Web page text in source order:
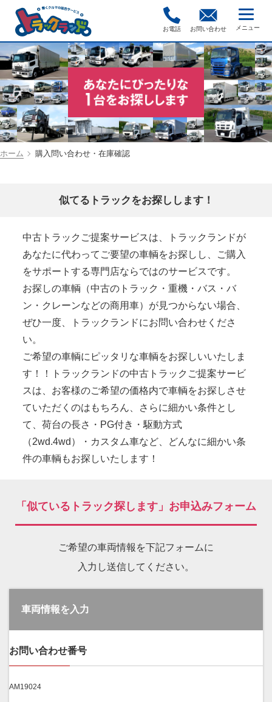
お電話 お問い合わせ
ホーム 購入問い合わせ・在庫確認
似てるトラックをお探しします！
中古トラックご提案サービスは、トラックランドが
あなたに代わってご要望の車輌をお探しし、ご購入
をサポートする専門店ならではのサービスです。
お探しの車輌（中古のトラック・重機・バス・バ
ン・クレーンなどの商用車）が見つからない場合、
ぜひ一度、トラックランドにお問い合わせくださ
い。
ご希望の車輌にピッタリな車輌をお探しいいたしま
す！！トラックランドの中古トラックご提案サービ
スは、お客様のご希望の価格内で車輌をお探しさせ
ていただくのはもちろん、さらに細かい条件とし
て、荷台の長さ・PG付き・駆動方式
（2wd.4wd）・カスタム車など、どんなに細かい条
件の車輌もお探しいたします！
「似ているトラック探します」お申込みフォーム
ご希望の車両情報を下記フォームに
入力し送信してください。
車両情報を入力
お問い合わせ番号
AM19024